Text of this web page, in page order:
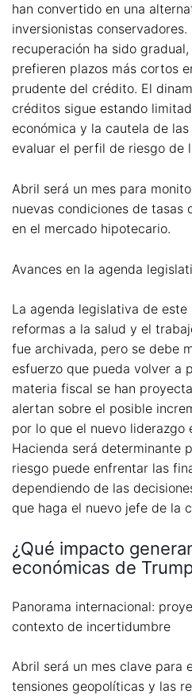
han convertido en una
inversionistas
recuperación ha sido
prefieren plazos más cortos
prudente del crédito. El
créditos sigue estando
económica y la cautela de
evaluar el perfil de riesgo de
Abril será un mes para
nuevas condiciones de tasas
en el mercado hipotecario.
Avances en la agenda
La agenda legislativa de este
reformas a la salud y el
fue archivada, pero se debe
esfuerzo que pueda volver a
materia fiscal se han
alertan sobre el posible
por lo que el nuevo liderazgo
Hacienda será determinante
riesgo puede enfrentar las
dependiendo de las
que haga el nuevo jefe de la
¿Qué impacto
económicas de
Panorama internacional:
contexto de incertidumbre
Abril será un mes clave para
tensiones geopolíticas y las